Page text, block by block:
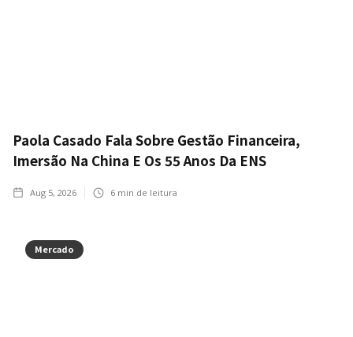
Paola Casado Fala Sobre Gestão Financeira,
Imersão Na China E Os 55 Anos Da ENS
Aug 5, 2026 6 min de leitura
Mercado